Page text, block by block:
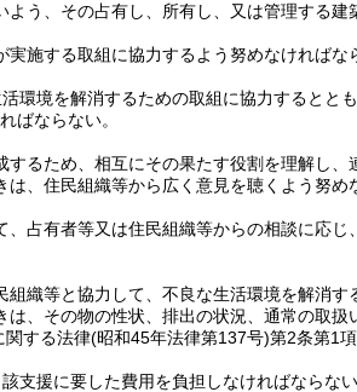
う、その占有し、所有し、又は管理する
施する取組に協力するよう努めなければな
環境を解消するための取組に協力するとと
ばならない。
するため、相互にその果たす役割を理解し、
、住民組織等から広く意見を聴くよう努め
占有者等又は住民組織等からの相談に応
織等と協力して、不良な生活環境を解消す
、その物の性状、排出の状況、通常の取
関する法律(昭和45年法律第137号)第2条第1
支援に要した費用を負担しなければならない